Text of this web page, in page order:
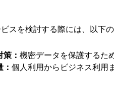
スを検討する際には、以下
： 機密データを保護するた
個人利用からビジネス利用